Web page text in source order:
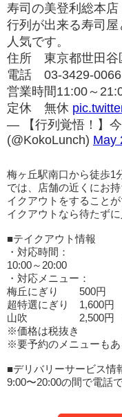
寿司の美登利総本店
行列が出来る寿司
人気です。
住所 東京都世田谷
電話 03-3429-0066
営業時間11:00～
定休 無休
— 【行列覚悟！】
(@KokoLunch) May
梅ヶ丘駅南口から徒歩1
では、店舗の近くにお
イクアウトをすること
イクアウトなら待たず
■テイクアウト情報
・対応時間：
10:00～20:00
・対応メニュー：
梅丘にぎり 500円
超特選にぎり 1,600円
山吹 2,500円
※価格は税抜き
※要予約のメニューも
■デリバリーサービス情
9:00〜20:00の間で電話